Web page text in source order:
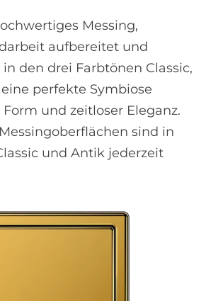
Messing,
aufbereitet und
den drei Farbtönen Classic,
perfekte Symbiose
und zeitloser Eleganz.
sind in
und Antik jederzeit